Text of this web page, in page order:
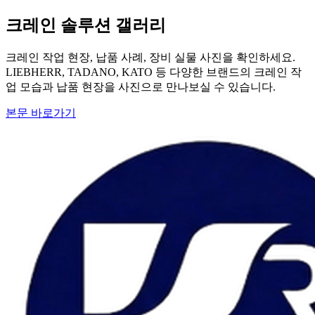
크레인 솔루션 갤러리
크레인 작업 현장, 납품 사례, 장비 실물 사진을 확인하세요.
LIEBHERR, TADANO, KATO 등 다양한 브랜드의 크레인 작
업 모습과 납품 현장을 사진으로 만나보실 수 있습니다.
본문 바로가기